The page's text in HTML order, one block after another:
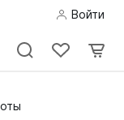
Войти